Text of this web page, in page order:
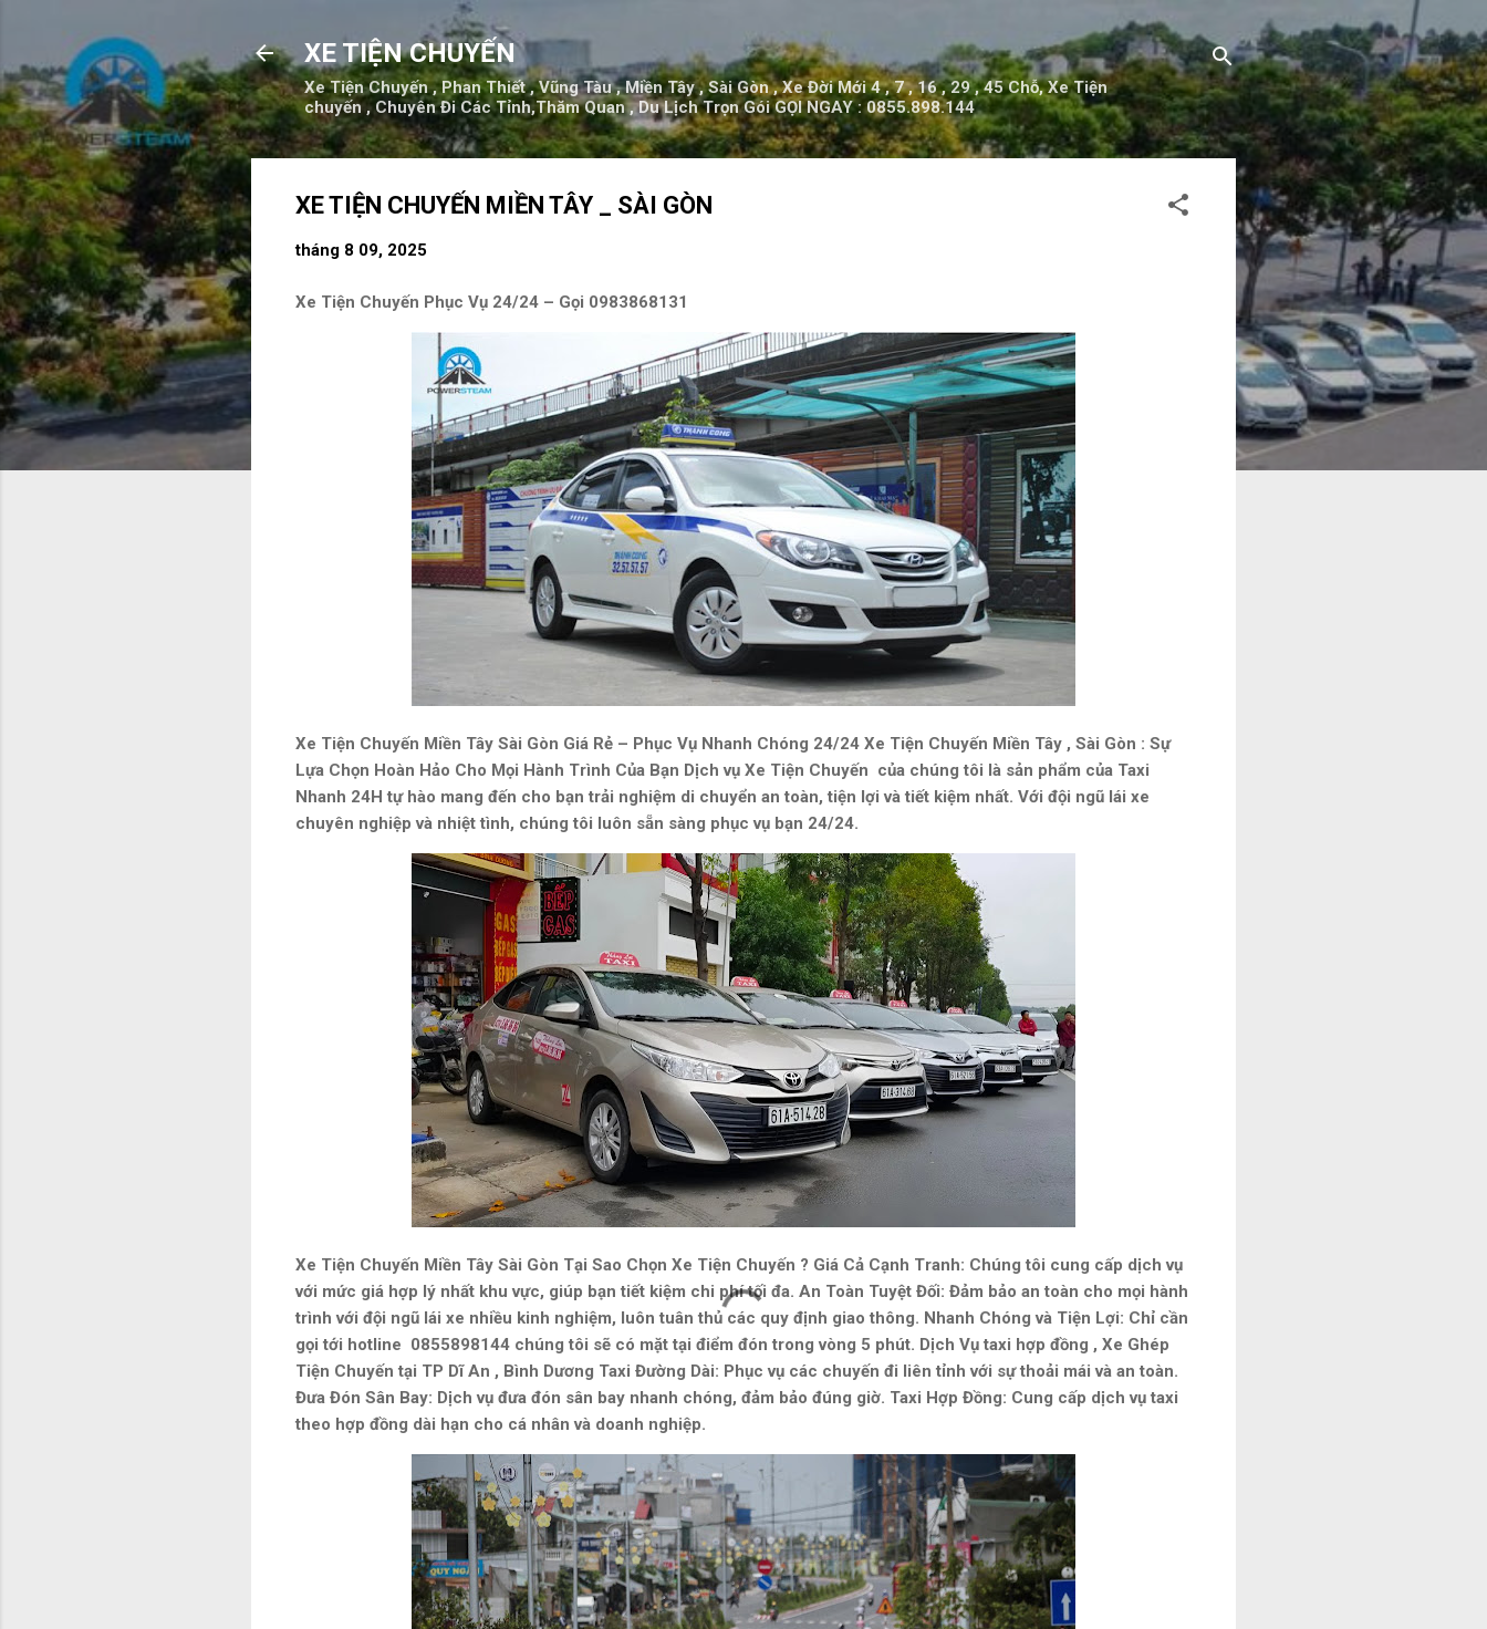
XE TIỆN CHUYẾN
Xe Tiện Chuyến , Phan Thiết , Vũng Tàu , Miền Tây , Sài Gòn , Xe Đời Mới 4 , 7 , 16 , 29 , 45 Chỗ, Xe Tiện
chuyến , Chuyên Đi Các Tỉnh,Thăm Quan , Du Lịch Trọn Gói GỌI NGAY : 0855.898.144
XE TIỆN CHUYẾN MIỀN TÂY _ SÀI GÒN
tháng 8 09, 2025
Xe Tiện Chuyến Phục Vụ 24/24 – Gọi 0983868131
Xe Tiện Chuyến Miền Tây Sài Gòn Giá Rẻ – Phục Vụ Nhanh Chóng 24/24 Xe Tiện Chuyến Miền Tây , Sài Gòn : Sự
Lựa Chọn Hoàn Hảo Cho Mọi Hành Trình Của Bạn Dịch vụ Xe Tiện Chuyến của chúng tôi là sản phẩm của Taxi
Nhanh 24H tự hào mang đến cho bạn trải nghiệm di chuyển an toàn, tiện lợi và tiết kiệm nhất. Với đội ngũ lái xe
chuyên nghiệp và nhiệt tình, chúng tôi luôn sẵn sàng phục vụ bạn 24/24.
Xe Tiện Chuyến Miền Tây Sài Gòn Tại Sao Chọn Xe Tiện Chuyến ? Giá Cả Cạnh Tranh: Chúng tôi cung cấp dịch vụ
với mức giá hợp lý nhất khu vực, giúp bạn tiết kiệm chi phí tối đa. An Toàn Tuyệt Đối: Đảm bảo an toàn cho mọi hành
trình với đội ngũ lái xe nhiều kinh nghiệm, luôn tuân thủ các quy định giao thông. Nhanh Chóng và Tiện Lợi: Chỉ cần
gọi tới hotline 0855898144 chúng tôi sẽ có mặt tại điểm đón trong vòng 5 phút. Dịch Vụ taxi hợp đồng , Xe Ghép
Tiện Chuyến tại TP Dĩ An , Bình Dương Taxi Đường Dài: Phục vụ các chuyến đi liên tỉnh với sự thoải mái và an toàn.
Đưa Đón Sân Bay: Dịch vụ đưa đón sân bay nhanh chóng, đảm bảo đúng giờ. Taxi Hợp Đồng: Cung cấp dịch vụ taxi
theo hợp đồng dài hạn cho cá nhân và doanh nghiệp.